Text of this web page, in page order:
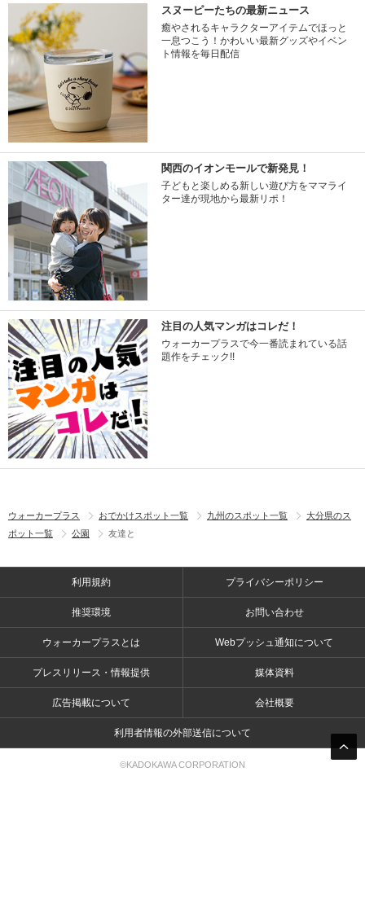
スヌーピーたちの最新ニュース
癒やされるキャラクターアイテムでほっと
一息つこう！かわいい最新グッズやイベン
ト情報を毎日配信
関西のイオンモールで新発見！
子どもと楽しめる新しい遊び方をママライ
ター達が現地から最新リポ！
注目の人気マンガはコレだ！
ウォーカープラスで今一番読まれている話
題作をチェック!!
ウォーカープラス おでかけスポット一覧 九州のスポット一覧
大分県のス
ポット一覧
公園 友達と
利用規約 プライバシーポリシー
推奨環境 お問い合わせ
ウォーカープラスとは Webプッシュ通知について
プレスリリース・情報提供 媒体資料
広告掲載について 会社概要
利用者情報の外部送信について
©KADOKAWA CORPORATION